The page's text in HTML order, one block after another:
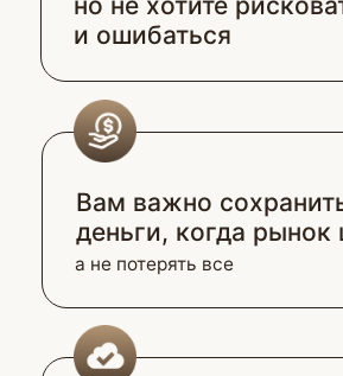
Вы хотите получать пассивный
доход в долларах
и создать подушку
в условиях ограничений
Вы консерватор и рассматриваете
дополнение к депозитам,
облигациям и валюте